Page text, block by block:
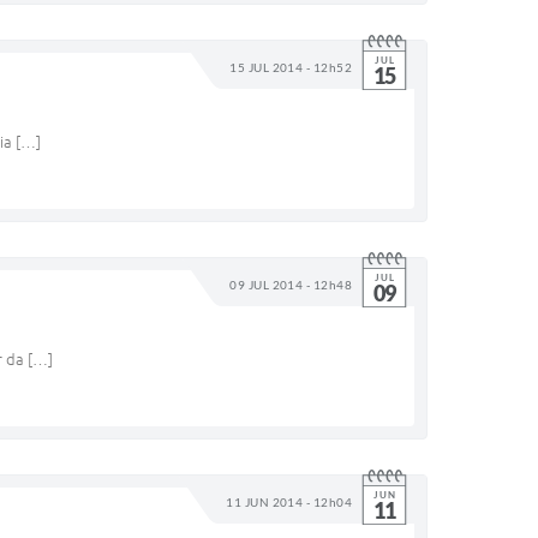
15 JUL 2014 - 12h52 JUL
15
[…]
09 JUL 2014 - 12h48 JUL
09
da […]
11 JUN 2014 - 12h04 JUN
11